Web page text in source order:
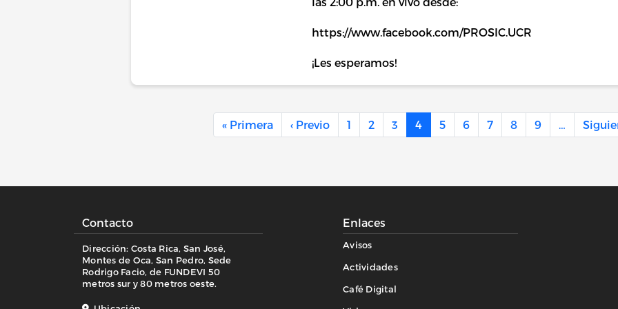
https://www.facebook.com/PROSIC.UCR
¡Les esperamos!
« PrimeraPrimera página
‹ PrevioPágina anterior
1 2 3 4 5 6 7 8 9 …
Contacto
Dirección: Costa Rica, San José,
Montes de Oca, San Pedro, Sede
Rodrigo Facio, de FUNDEVI 50
metros sur y 80 metros oeste.
Enlaces
Avisos
Actividades
Café Digital